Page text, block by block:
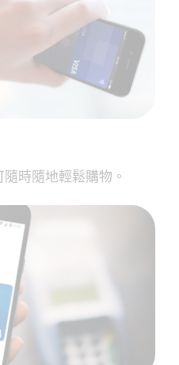
時隨地輕鬆購物。